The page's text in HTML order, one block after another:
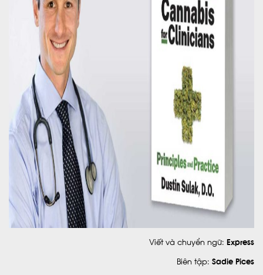
Viết và chuyển ngữ: Express
Biên tập: Sadie Pices